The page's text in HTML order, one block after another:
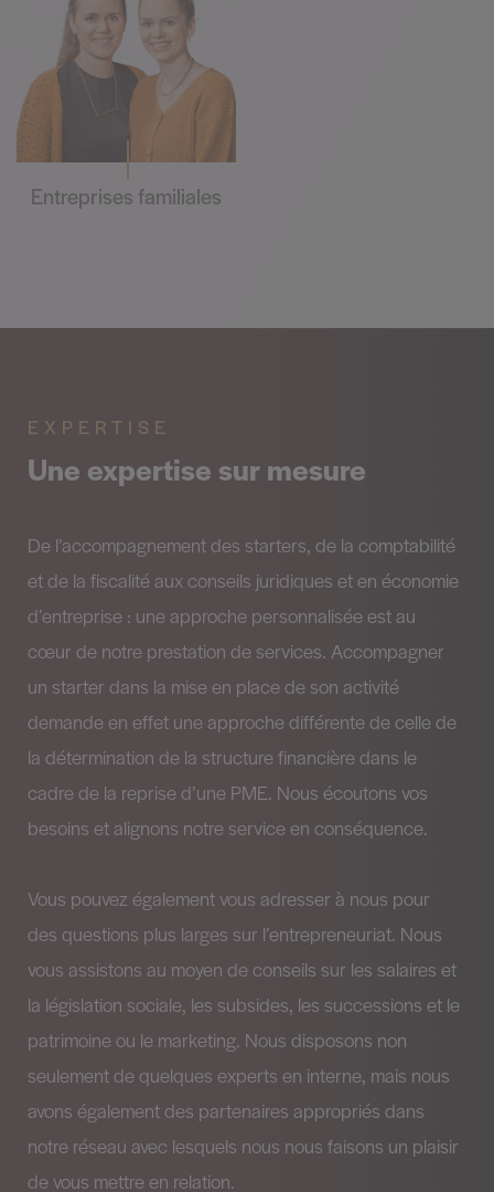
Entreprises familiales
EXPERTISE
Une expertise sur mesure
De l’accompagnement des starters, de la comptabilité
et de la fiscalité aux conseils juridiques et en économie
d’entreprise : une approche personnalisée est au
cœur de notre prestation de services. Accompagner
un starter dans la mise en place de son activité
demande en effet une approche différente de celle de
la détermination de la structure financière dans le
cadre de la reprise d’une PME. Nous écoutons vos
besoins et alignons notre service en conséquence.
Vous pouvez également vous adresser à nous pour
des questions plus larges sur l’entrepreneuriat. Nous
vous assistons au moyen de conseils sur les salaires et
la législation sociale, les subsides, les successions et le
patrimoine ou le marketing. Nous disposons non
seulement de quelques experts en interne, mais nous
avons également des partenaires appropriés dans
notre réseau avec lesquels nous nous faisons un plaisir
de vous mettre en relation.